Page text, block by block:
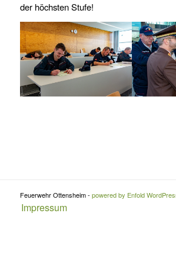
der höchsten Stufe!
Feuerwehr Ottensheim - powered by Enfold
Impressum